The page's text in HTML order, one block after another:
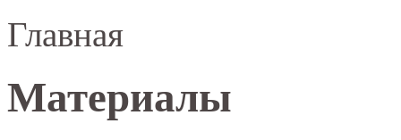
Главная
Материалы